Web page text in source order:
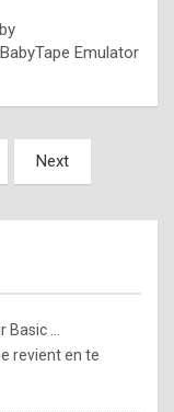
Emulator
Next
Basic ...
revient en te